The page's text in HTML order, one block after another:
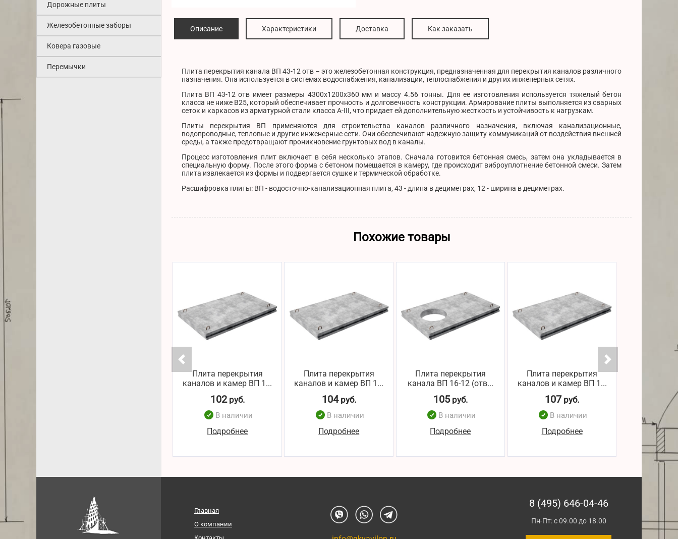
Дорожные плиты
Железобетонные заборы
Ковера газовые
Перемычки
Описание Характеристики Доставка Как заказать
Плита перекрытия канала ВП 43-12 отв – это железобетонная конструкция, предназначенная для перекрытия каналов различного
назначения. Она используется в системах водоснабжения, канализации, теплоснабжения и других инженерных сетях.
Плита ВП 43-12 отв имеет размеры 4300х1200х360 мм и массу 4.56 тонны. Для ее изготовления используется тяжелый бетон
класса не ниже B25, который обеспечивает прочность и долговечность конструкции. Армирование плиты выполняется из сварных
сеток и каркасов из арматурной стали класса A-III, что придает ей дополнительную жесткость и устойчивость к нагрузкам.
Плиты перекрытия ВП применяются для строительства каналов различного назначения, включая канализационные,
водопроводные, тепловые и другие инженерные сети. Они обеспечивают надежную защиту коммуникаций от воздействия внешней
среды, а также предотвращают проникновение грунтовых вод в каналы.
Процесс изготовления плит включает в себя несколько этапов. Сначала готовится бетонная смесь, затем она укладывается в
специальную форму. После этого форма с бетоном помещается в камеру, где происходит виброуплотнение бетонной смеси. Затем
плита извлекается из формы и подвергается сушке и термической обработке.
Расшифровка плиты: ВП - водосточно-канализационная плита, 43 - длина в дециметрах, 12 - ширина в дециметрах.
Похожие товары
Плита перекрытия
каналов и камер ВП 1...
102руб.
В наличии
Подробнее
Плита перекрытия
каналов и камер ВП 1...
104руб.
В наличии
Подробнее
Плита перекрытия
канала ВП 16-12 (отв...
105руб.
В наличии
Подробнее
Плита перекрытия
каналов и камер ВП 1...
107руб.
В наличии
Подробнее
107
В
Главная
О компании
8 (495) 646-04-46
Пн-Пт: с 09.00 до 18.00